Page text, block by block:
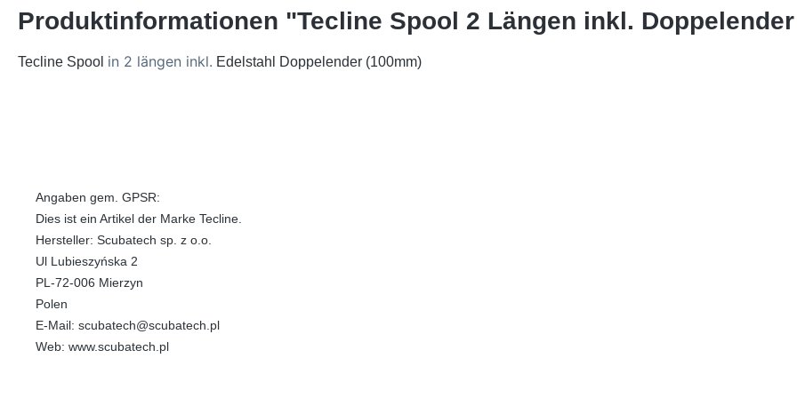
Produktinformationen "Tecline Spool 2 Längen inkl.
Tecline Spool in 2 längen inkl. Edelstahl Doppelender (100mm)
Angaben gem. GPSR:
Dies ist ein Artikel der Marke Tecline.
Hersteller: Scubatech sp. z o.o.
Ul Lubieszyńska 2
PL-72-006 Mierzyn
Polen
E-Mail: scubatech@scubatech.pl
Web: www.scubatech.pl